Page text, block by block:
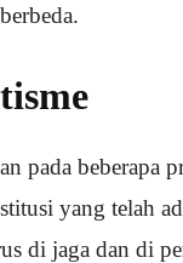
pada beberapa
yang telah
di jaga dan di